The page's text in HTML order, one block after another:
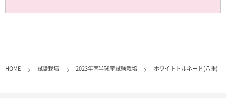
HOME 試験栽培 2023年南半球産試験栽培 ホワイトトルネード(八重)